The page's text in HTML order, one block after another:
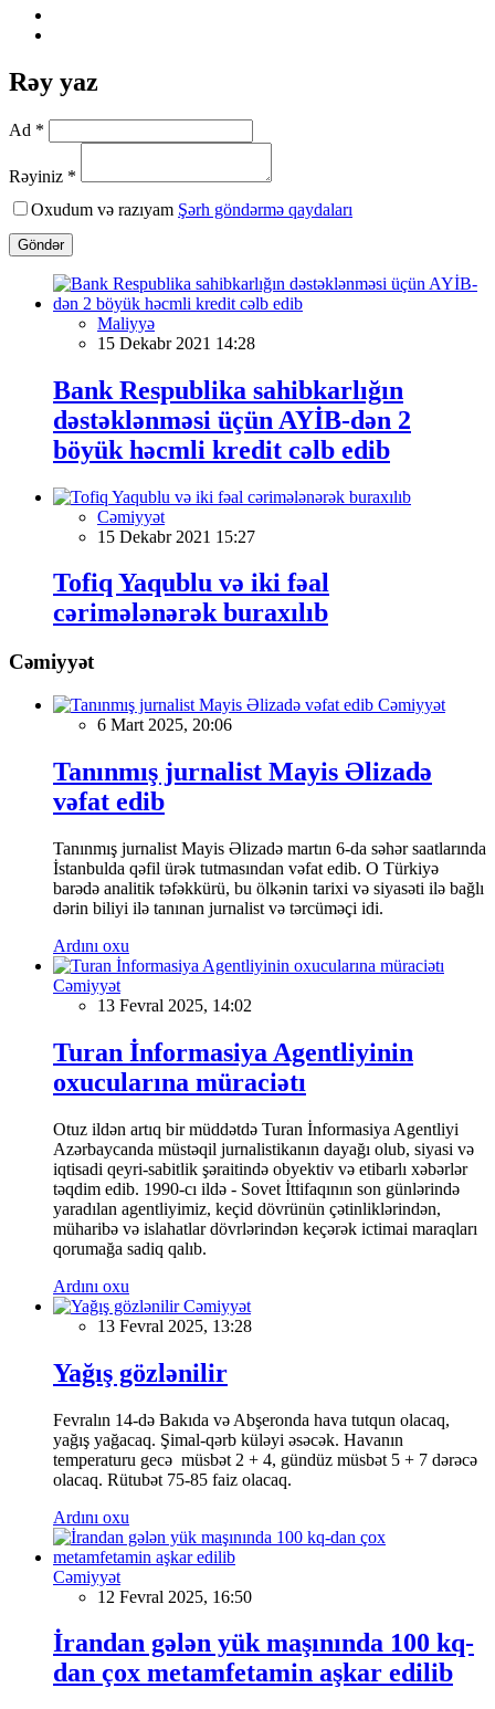
Rəy yaz
Ad *
Rəyiniz *
Oxudum və razıyam Şərh göndərmə qaydaları
Göndər
Maliyyə
15 Dekabr 2021 14:28
Bank Respublika sahibkarlığın
dəstəklənməsi üçün AYİB-dən 2
böyük həcmli kredit cəlb edib
Cəmiyyət
15 Dekabr 2021 15:27
Tofiq Yaqublu və iki fəal
cərimələnərək buraxılıb
Cəmiyyət
Cəmiyyət
6 Mart 2025, 20:06
Tanınmış jurnalist Mayis Əlizadə
vəfat edib
Tanınmış jurnalist Mayis Əlizadə martın 6-da səhər saatlarında
İstanbulda qəfil ürək tutmasından vəfat edib. O Türkiyə
barədə analitik təfəkkürü, bu ölkənin tarixi və siyasəti ilə bağlı
dərin biliyi ilə tanınan jurnalist və tərcüməçi idi.
Ardını oxu
Cəmiyyət
13 Fevral 2025, 14:02
Turan İnformasiya Agentliyinin
oxucularına müraciətı
Otuz ildən artıq bir müddətdə Turan İnformasiya Agentliyi
Azərbaycanda müstəqil jurnalistikanın dayağı olub, siyasi və
iqtisadi qeyri-sabitlik şəraitində obyektiv və etibarlı xəbərlər
təqdim edib. 1990-cı ildə - Sovet İttifaqının son günlərində
yaradılan agentliyimiz, keçid dövrünün çətinliklərindən,
müharibə və islahatlar dövrlərindən keçərək ictimai maraqları
qorumağa sadiq qalıb.
Ardını oxu
Cəmiyyət
13 Fevral 2025, 13:28
Yağış gözlənilir
Fevralın 14-də Bakıda və Abşeronda hava tutqun olacaq,
yağış yağacaq. Şimal-qərb küləyi əsəcək. Havanın
temperaturu gecə müsbət 2 + 4, gündüz müsbət 5 + 7 dərəcə
olacaq. Rütubət 75-85 faiz olacaq.
Ardını oxu
Cəmiyyət
12 Fevral 2025, 16:50
İrandan gələn yük maşınında 100 kq-
dan çox metamfetamin aşkar edilib